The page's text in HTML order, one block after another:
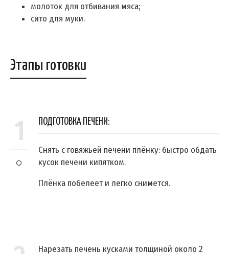
молоток для отбивания мяса;
сито для муки.
Этапы готовки
1 ПОДГОТОВКА ПЕЧЕНИ:
Снять с говяжьей печени плёнку: быстро обдать
кусок печени кипятком.
Плёнка побелеет и легко снимется.
Нарезать печень кусками толщиной около 2